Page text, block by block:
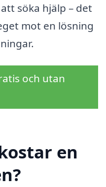
söka hjälp – det
mot en lösning
och utan
en